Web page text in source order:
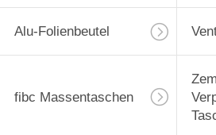
Alu-Folienbeutel
fibc Massentaschen